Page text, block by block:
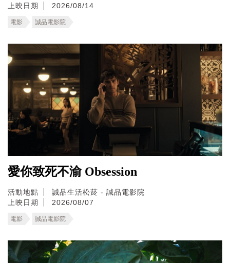
上映日期
2026/08/14
電影 誠品電影院
愛你致死不渝 Obsession
活動地點
誠品生活松菸 - 誠品電影院
上映日期
2026/08/07
電影 誠品電影院